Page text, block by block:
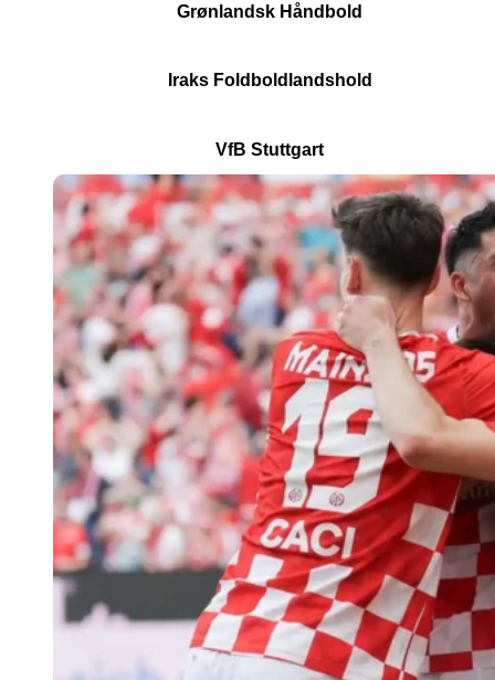
Grønlandsk Håndbold
Iraks Foldboldlandshold
VfB Stuttgart